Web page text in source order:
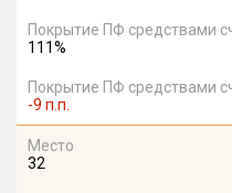
Покрытие ПФ средствами
111%
Покрытие ПФ средствами
-9 п.п.
Место
32